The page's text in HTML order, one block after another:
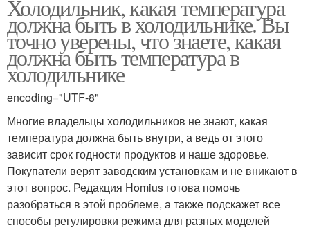
Холодильник, какая температура
должна быть в холодильнике. Вы
точно уверены, что знаете, какая
должна быть температура в
холодильнике
encoding="UTF-8"
Многие владельцы холодильников не знают, какая
температура должна быть внутри, а ведь от этого
зависит срок годности продуктов и наше здоровье.
Покупатели верят заводским установкам и не вникают в
этот вопрос. Редакция Homius готова помочь
разобраться в этой проблеме, а также подскажет все
способы регулировки режима для разных моделей